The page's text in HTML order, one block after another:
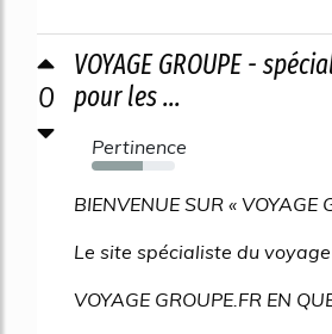
0
VOYAGE GROUPE -
pour les ...
Pertinence
61%
BIENVENUE SUR « VOYAGE
Le site spécialiste du
VOYAGE GROUPE.FR EN